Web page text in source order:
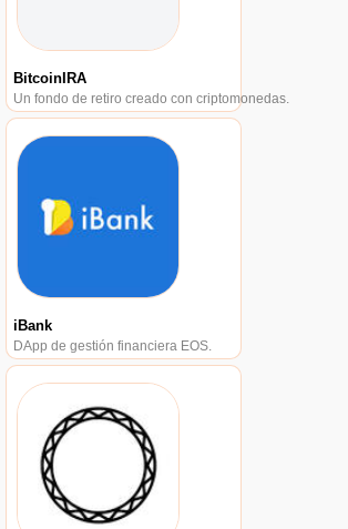
BitcoinIRA
Un fondo de retiro creado con criptomonedas.
iBank
DApp de gestión financiera EOS.